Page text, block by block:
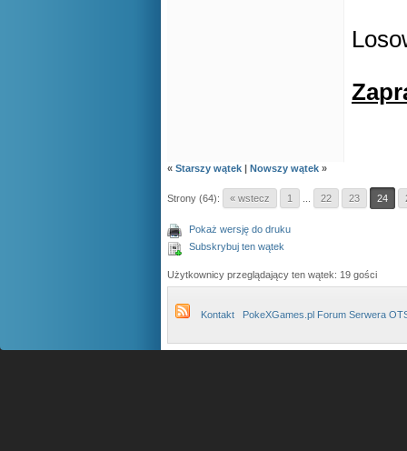
« Starszy wątek | Nowszy wątek »
Strony (64): « wstecz 1 22 23 24
Pokaż wersję do druku
Subskrybuj ten wątek
Użytkownicy przeglądający ten wątek: 19 gości
Kontakt PokeXGames.pl Forum Serwera